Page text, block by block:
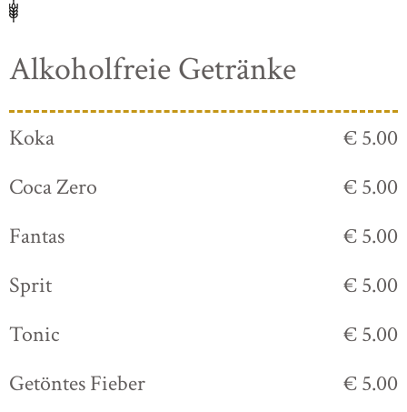
Alkoholfreie Getränke
Koka
€ 5.00
Coca Zero
€ 5.00
Fantas
€ 5.00
Sprit
€ 5.00
Tonic
€ 5.00
Getöntes Fieber
€ 5.00